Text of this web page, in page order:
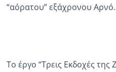
“αόρατου” εξάχρονου Αρνό.
Το έργο “Τρεις Εκδοχές της